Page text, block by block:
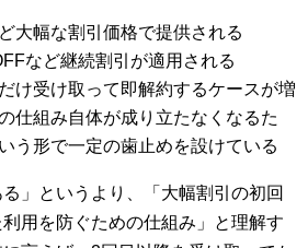
大幅な割引価格で提供される
など継続割引が適用される
け受け取って即解約するケースが増
仕組み自体が成り立たなくなるた
う形で一定の歯止めを設けている
」というより、「大幅割引の初回
用を防ぐための仕組み」と理解す